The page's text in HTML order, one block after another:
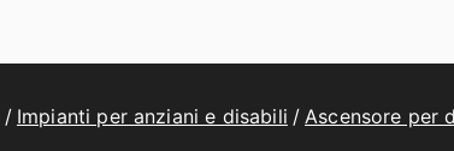
Impianti per anziani e disabili Ascensore per